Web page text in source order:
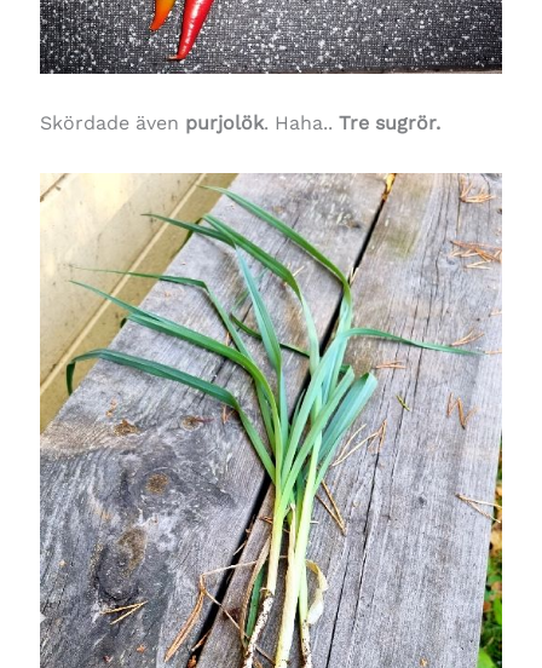
Skördade även purjolök. Haha.. Tre sugrör.